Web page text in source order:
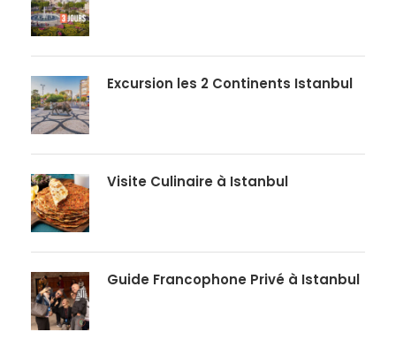
Excursion les 2 Continents Istanbul
Visite Culinaire à Istanbul
Guide Francophone Privé à Istanbul